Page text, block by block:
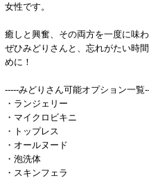
女性です。
癒しと興奮、その両方を一度に味
ぜひみどりさんと、忘れがたい時
めに！
-----みどりさん可能オプション一覧
・ランジェリー
・マイクロビキニ
・トップレス
・オールヌード
・泡洗体
・スキンフェラ